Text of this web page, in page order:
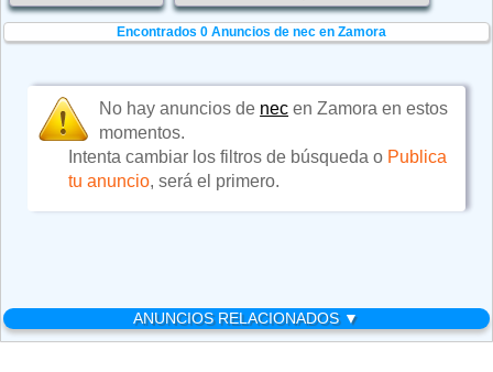
Encontrados 0 Anuncios de nec en Zamora
No hay anuncios de nec en Zamora en estos
momentos.
Intenta cambiar los filtros de búsqueda o Publica
tu anuncio, será el primero.
ANUNCIOS RELACIONADOS ▼